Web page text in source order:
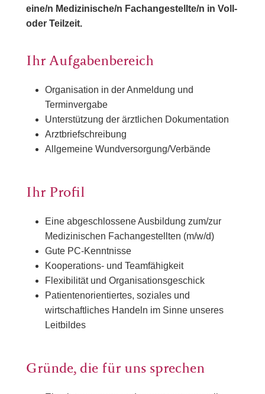
eine/n Medizinische/n Fachangestellte/n in Voll-
oder Teilzeit.
Ihr Aufgabenbereich
Organisation in der Anmeldung und
Terminvergabe
Unterstützung der ärztlichen Dokumentation
Arztbriefschreibung
Allgemeine Wundversorgung/Verbände
Ihr Profil
Eine abgeschlossene Ausbildung zum/zur
Medizinischen Fachangestellten (m/w/d)
Gute PC-Kenntnisse
Kooperations- und Teamfähigkeit
Flexibilität und Organisationsgeschick
Patientenorientiertes, soziales und
wirtschaftliches Handeln im Sinne unseres
Leitbildes
Gründe, die für uns sprechen